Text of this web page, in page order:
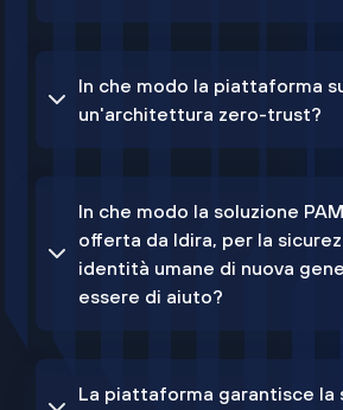
In che modo la piattaforma
un'architettura zero-trust?
In che modo la soluzione
offerta da Idira, per la
identità umane di nuova
essere di aiuto?
La piattaforma garantisce la